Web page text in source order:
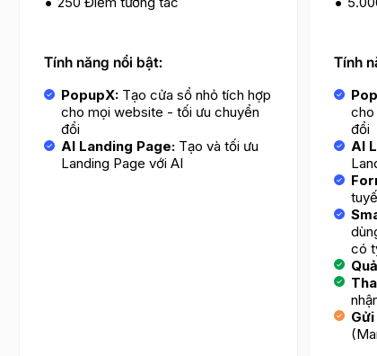
Tính
cho
đổi
AI
có
Tính năng nổi bật:
PopupX:Tạo cửa sổ nhỏ tích hợp
cho mọi website - tối ưu chuyển
đổi
AI Landing Page:Tạo và tối ưu
Landing Page với AI